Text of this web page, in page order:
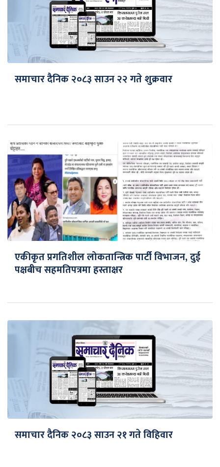
समाचार दैनिक २०८३ साउन २२ गते शुक्रवार
एकीकृत प्रगतिशील लोकतान्त्रिक पार्टी विभाजन, दुई
पक्षबीच सहमतिपत्रमा हस्ताक्षर
समाचार दैनिक २०८३ साउन २१ गते विहिवार